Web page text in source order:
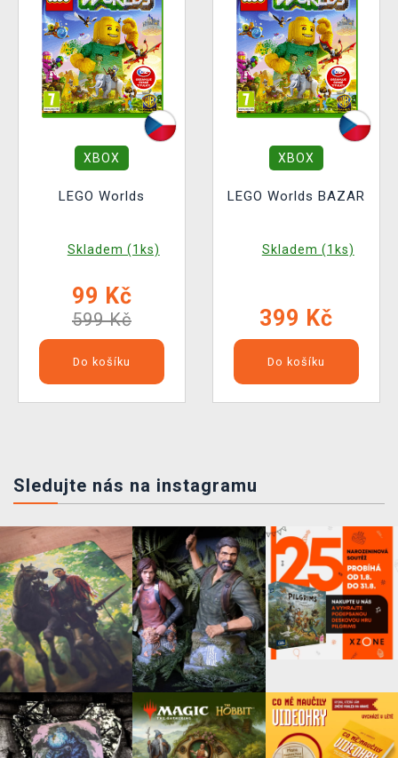
XBOX
LEGO Worlds
Skladem (1ks)
99 Kč
599 Kč
Do košíku
XBOX
LEGO Worlds BAZAR
Skladem (1ks)
399 Kč
Do košíku
Sledujte nás na instagramu